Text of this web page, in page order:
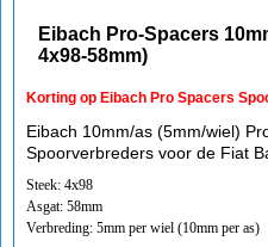
Eibach Pro-Spacers
4x98-58mm)
Korting op Eibach Pro Spacers
Eibach 10mm/as (5mm/wiel)
Spoorverbreders voor de Fiat
Steek: 4x98
Asgat: 58mm
Verbreding: 5mm per wiel (10mm per as)